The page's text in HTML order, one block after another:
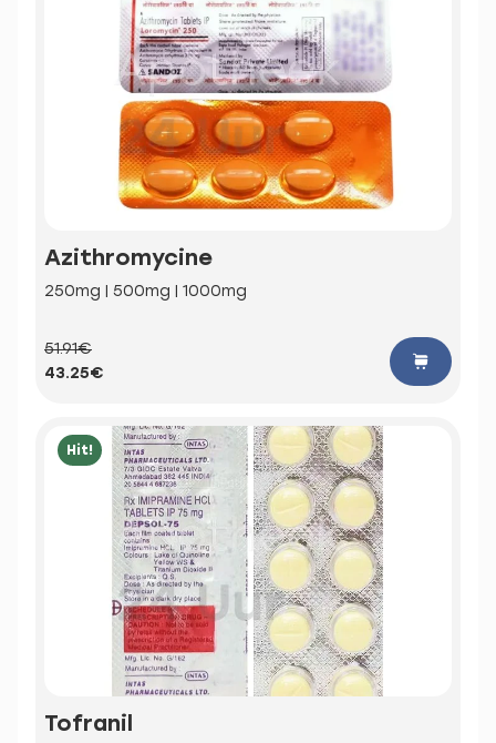
Azithromycine
250mg | 500mg | 1000mg
51.91€
43.25€
Hit!
Tofranil